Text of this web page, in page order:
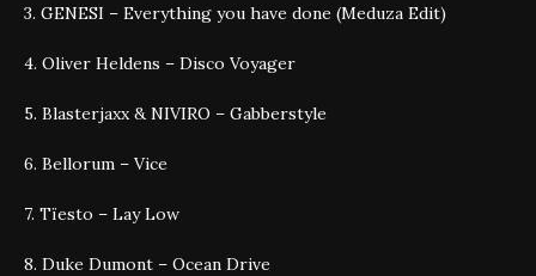
3. GENESI – Everything you have done (Meduza Edit)
4. Oliver Heldens – Disco Voyager
5. Blasterjaxx & NIVIRO – Gabberstyle
6. Bellorum – Vice
7. Tïesto – Lay Low
8. Duke Dumont – Ocean Drive